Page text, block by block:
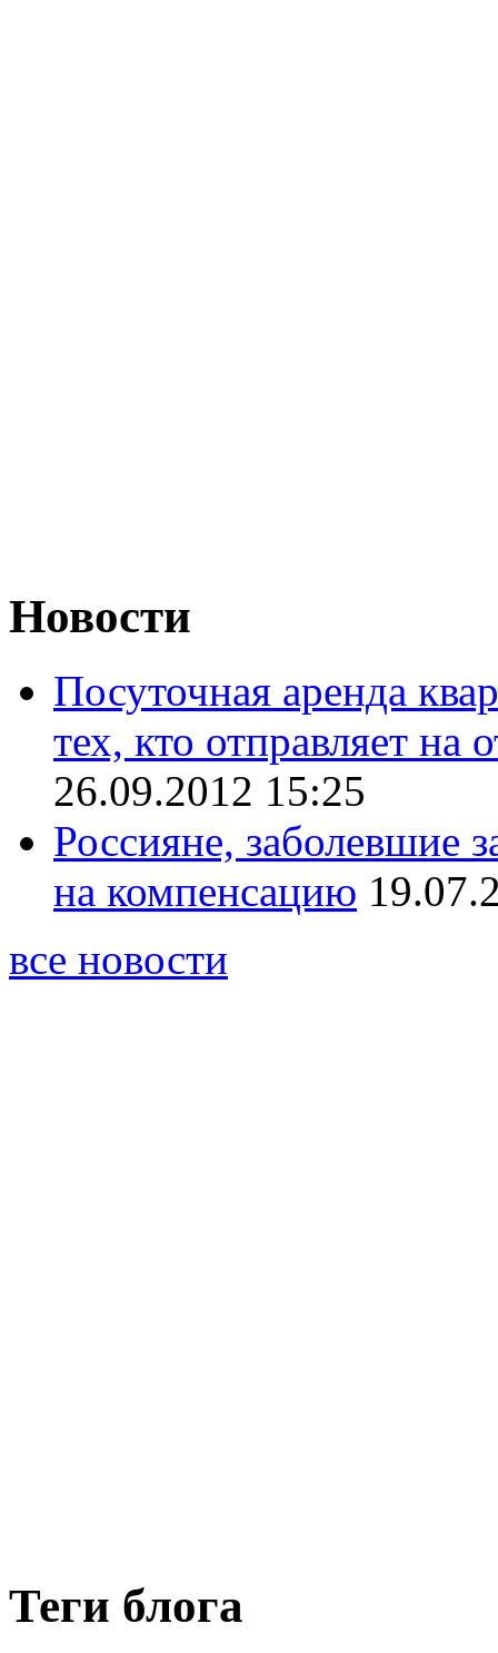
Новости
Посуточная аренда
тех, кто отправляет на
26.09.2012 15:25
Россияне, заболевшие
на компенсацию
все новости
Теги блога